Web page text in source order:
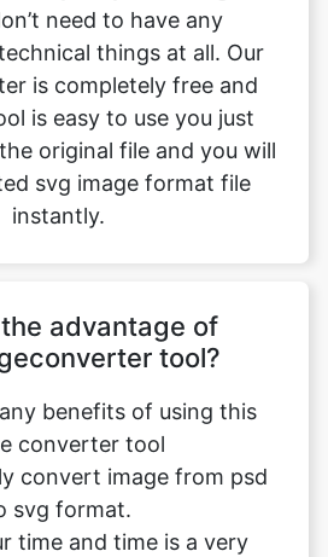
is easy to use you just
original file and you will
svg image format file
instantly.
the advantage of
converter tool
convert image from psd
svg format.
time and time is a very
part of our life.
the chance of mistakes.
image is similar to